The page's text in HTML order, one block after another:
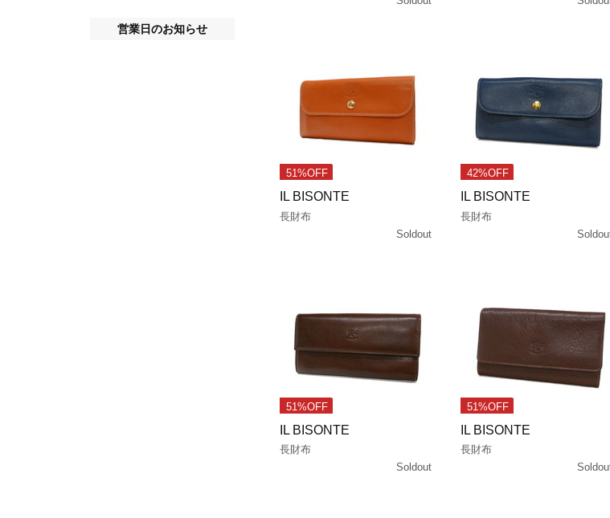
51%OFF
IL BISONTE
長財布
Soldout
42%OFF
IL BISONTE
長財布
51%OFF
IL BISONTE
長財布
Soldout
51%OFF
IL BISONTE
長財布
営業日のお知らせ